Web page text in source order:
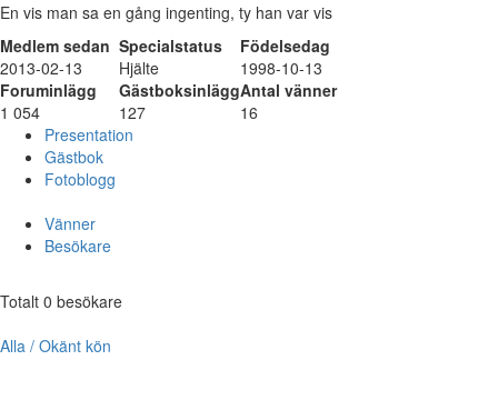
En vis man sa en gång ingenting, ty han var vis
Medlem sedan Specialstatus
Födelsedag
2013-02-13
Hjälte
1998-10-13
Foruminlägg
GästboksinläggAntal vänner
1 054
127
16
Presentation
Gästbok
Fotoblogg
Vänner
Besökare
Totalt 0 besökare
Alla / Okänt kön